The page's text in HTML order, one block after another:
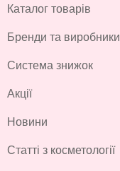
Каталог товарів
Бренди та виробники
Система знижок
Акції
Новини
Статті з косметології